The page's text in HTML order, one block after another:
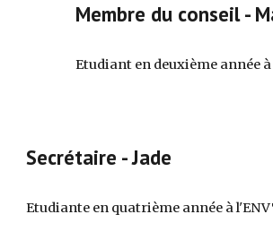
Membre du conseil-
Etudiant en deuxième année
Secrétaire -Jade
Etudiante en quatrième année à